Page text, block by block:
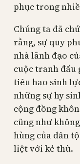
phục trong
Chúng ta đã
rằng, sự quy
nhà lãnh đạo
cuộc tranh đấu
tiêu hao sinh
những sự hy
cộng đồng
cũng như
hùng của dân
liệt với kẻ thù.